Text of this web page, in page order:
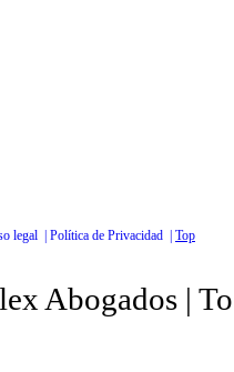
legal | Política de Privacidad | Top
Abogados |